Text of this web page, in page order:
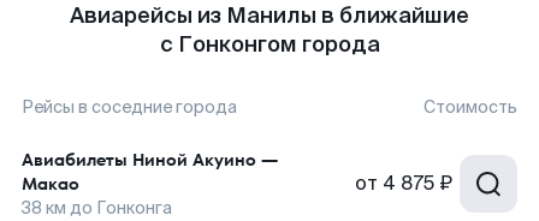
Авиарейсы из Манилы в ближайшие
с Гонконгом города
Рейсы в соседние города Стоимость
Авиабилеты Ниной Акуино —
Макао
38 км до Гонконга
от 4 875 ₽